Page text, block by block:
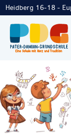
Heidberg 16-18 -